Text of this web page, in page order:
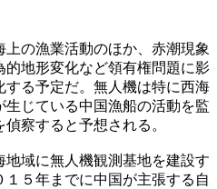
の漁業活動のほか、赤潮現象
地形変化など領有権問題に影
る予定だ。無人機は特に西海
生じている中国漁船の活動を監
察すると予想される。
域に無人機観測基地を建設す
５年までに中国が主張する自